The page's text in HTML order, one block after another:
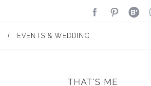
EVENTS & WEDDING
THAT'S ME